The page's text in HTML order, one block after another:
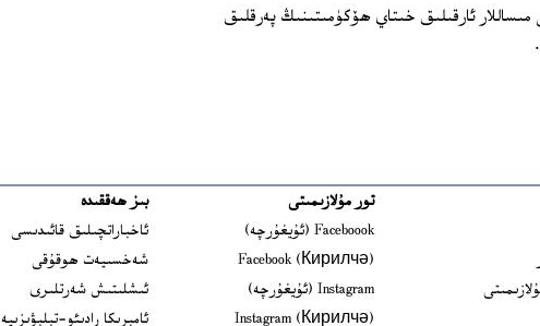
ئارقىلىق خىتاي ھۆكۈمىتىنىڭ پەرقلىق
تور مۇلازىمىتى
Faceboook (ئۇيغۇرچە)
Opens in new window
Facebook (Кирилчә)
Opens in new window
Instagram (ئۇيغۇرچە)
Opens in new window
Instagram (Кирилчә)
Opens in new window
بىز ھەققىدە
ئاخباراتچىلىق قائىدىسى
شەخسىيەت ھوقۇقى
ئىشلىتىش شەرتلىرى
ئامېرىكا رادىئو-تېلېۋىزىيە